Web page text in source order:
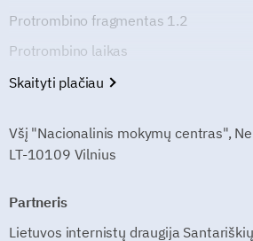
Protrombino fragmentas 1.2
Protrombino laikas
Skaityti plačiau
Všį "Nacionalinis mokymų centras",
LT-10109 Vilnius
Partneris
Lietuvos internistų draugija